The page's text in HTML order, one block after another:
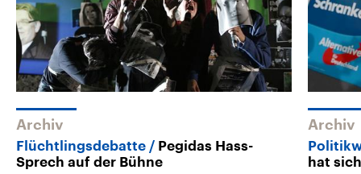
Archiv
Flüchtlingsdebatte
Pegidas Hass-
Sprech auf der Bühne
Archiv
hat